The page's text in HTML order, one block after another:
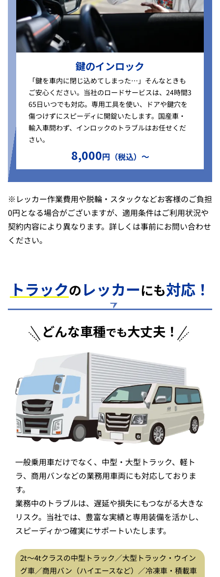
鍵のインロック
「鍵を車内に閉じ込めてしまった…」そんなときも
ご安心ください。当社のロードサービスは、24時間3
65日いつでも対応。専用工具を使い、ドアや鍵穴を
傷つけずにスピーディに開錠いたします。国産車・
輸入車問わず、インロックのトラブルはお任せくだ
さい。
8,000円（税込）〜
※レッカー作業費用や脱輪・スタックなどお客様のご負担
0円となる場合がございますが、適用条件はご利用状況や
契約内容により異なります。詳しくは事前にお問い合わせ
ください。
トラックのレッカーにも対応！
どんな車種でも大丈夫！
一般乗用車だけでなく、中型・大型トラック、軽ト
ラ、商用バンなどの業務用車両にも対応しておりま
す。
業務中のトラブルは、遅延や損失にもつながる大きな
リスク。当社では、豊富な実績と専用装備を活かし、
スピーディかつ確実にサポートいたします。
2t〜4tクラスの中型トラック／大型トラック・ウイン
グ車／商用バン（ハイエースなど）／冷凍車・積載車